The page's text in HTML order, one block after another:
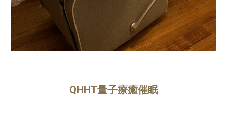
QHHT量子療癒催眠